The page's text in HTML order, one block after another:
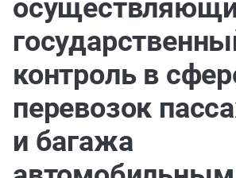
контроль в
перевозок
и багажа